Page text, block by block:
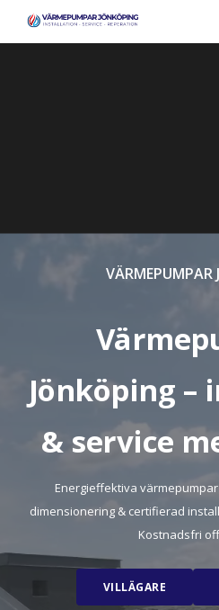
VÄRMEPUMPAR
Jönköping
& service
Energieffektiva värmepumpar
dimensionering & certifierad
Kostnadsfri
VILLÄGARE